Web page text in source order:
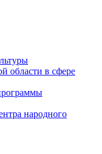
области в сфере
народного